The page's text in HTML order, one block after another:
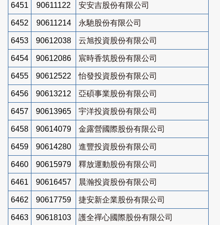
6451 90611122 安安吉股份有限公司
6452 90611214 永馳股份有限公司
6453 90612038 云旭投資股份有限公司
6454 90612086 宸時香筑股份有限公司
6455 90612522 怡發投資股份有限公司
6456 90613212 亞碩事業股份有限公司
6457 90613965 宇洋投資股份有限公司
6458 90614079 金露營國際股份有限公司
6459 90614280 進豐投資股份有限公司
6460 90615979 釋放運動股份有限公司
6461 90616457 晨瀚投資股份有限公司
6462 90617759 捷安新企業股份有限公司
6463 90618103 護全禪心國際股份有限公司